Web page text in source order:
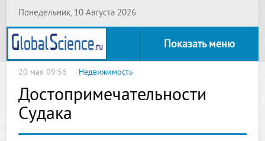
Понедельник, 10 Августа 2026
Показать меню
20 мая 09:56 Недвижимость
Достопримечательности
Судака